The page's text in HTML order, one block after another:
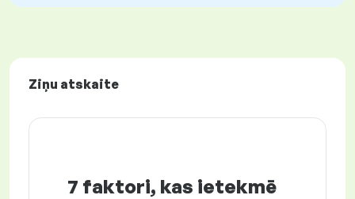
Ziņu atskaite
7 faktori, kas ietekmē